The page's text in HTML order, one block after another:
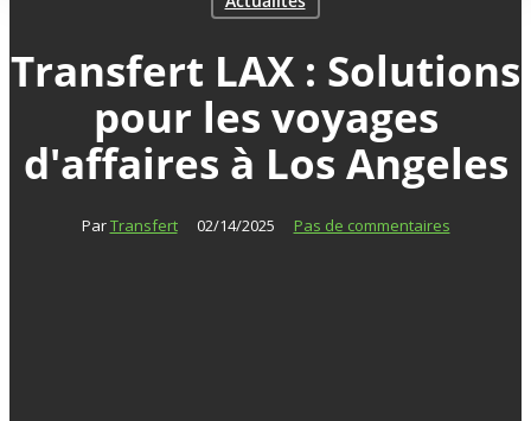
Transfert LAX : Solutions
pour les voyages
d'affaires à Los Angeles
ParTransfert 02/14/2025 Pas de commentaires